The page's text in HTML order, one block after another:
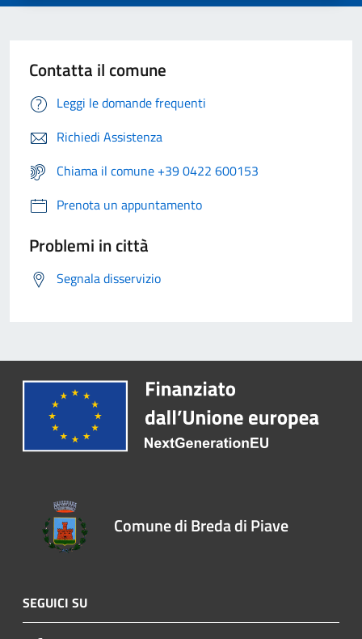
Contatta il comune
Leggi le domande frequenti
Richiedi Assistenza
Chiama il comune +39 0422 600153
Prenota un appuntamento
Problemi in città
Segnala disservizio
Comune di Breda di Piave
SEGUICI SU